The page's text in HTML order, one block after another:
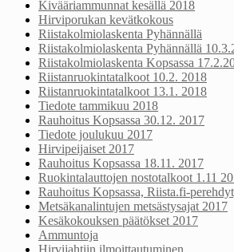
Kivääriammunnat kesällä 2018
Hirviporukan kevätkokous
Riistakolmiolaskenta Pyhännällä
Riistakolmiolaskenta Pyhännällä
Riistakolmiolaskenta Kopsassa
Riistanruokintatalkoot 10.2. 2018
Riistanruokintatalkoot 13.1. 2018
Tiedote tammikuu 2018
Rauhoitus Kopsassa 30.12. 2017
Tiedote joulukuu 2017
Hirvipeijaiset 2017
Rauhoitus Kopsassa 18.11. 2017
Ruokintalauttojen nostotalkoot 1.11
Rauhoitus Kopsassa, Riista.fi-
Metsäkanalintujen metsästysajat 2017
Kesäkokouksen päätökset 2017
Ammuntoja
Hirvijahtiin ilmoittautuminen